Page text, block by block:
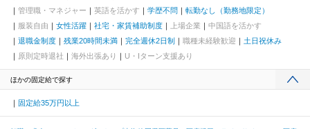
管理職・マネジャー
英語を活かす 学歴不問
転勤なし（勤務地限定）
服装自由
女性活躍 社宅・家賃補助制度 上場企業
中国語を活かす
退職金制度
残業20時間未満 完全週休2日制 職種未経験歓迎
土日祝休み
原則定時退社
海外出張あり U・Iターン支援あり
ほかの固定給で探す
固定給35万円以上